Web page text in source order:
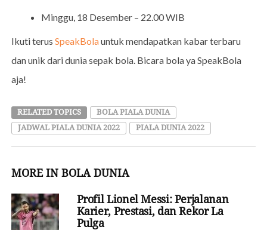
Minggu, 18 Desember – 22.00 WIB
Ikuti terus SpeakBolauntuk mendapatkan kabar terbaru
dan unik dari dunia sepak bola. Bicara bola ya SpeakBola
aja!
RELATED TOPICS
BOLA PIALA DUNIA
JADWAL PIALA DUNIA 2022
PIALA DUNIA 2022
MORE IN BOLA DUNIA
Profil Lionel Messi: Perjalanan
Karier, Prestasi, dan Rekor La
Pulga